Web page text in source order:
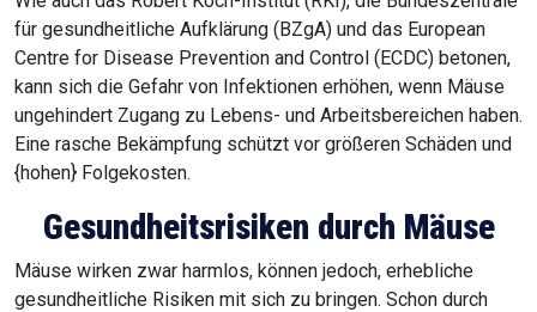
für gesundheitliche Aufklärung (BZgA) und das European
Centre for Disease Prevention and Control (ECDC) betonen,
kann sich die Gefahr von Infektionen erhöhen, wenn Mäuse
ungehindert Zugang zu Lebens- und Arbeitsbereichen haben.
Eine rasche Bekämpfung schützt vor größeren Schäden und
{hohen} Folgekosten.
Gesundheitsrisiken durch Mäuse
Mäuse wirken zwar harmlos, können jedoch, erhebliche
gesundheitliche Risiken mit sich zu bringen. Schon durch